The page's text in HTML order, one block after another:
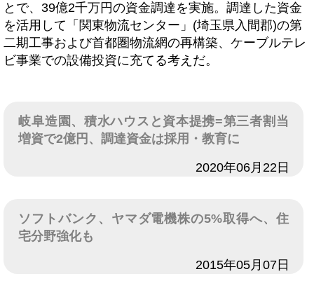
とで、39億2千万円の資金調達を実施。調達した資金
を活用して「関東物流センター」(埼玉県入間郡)の第
二期工事および首都圏物流網の再構築、ケーブルテレ
ビ事業での設備投資に充てる考えだ。
岐阜造園、積水ハウスと資本提携=第三者割当
増資で2億円、調達資金は採用・教育に
2020年06月22日
ソフトバンク、ヤマダ電機株の5%取得へ、住
宅分野強化も
2015年05月07日